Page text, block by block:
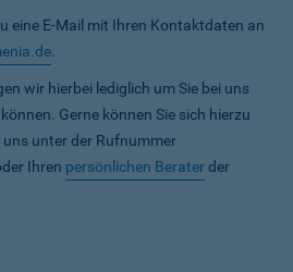
eine E-Mail mit Ihren Kontaktdaten an
.
wir hierbei lediglich um Sie bei uns
Gerne können Sie sich hierzu
unter der Rufnummer
Ihren persönlichen Beraterder